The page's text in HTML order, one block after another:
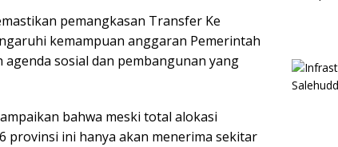
pemangkasan Transfer Ke
kemampuan anggaran Pemerintah
sosial dan pembangunan yang
bahwa meski total alokasi
provinsi ini hanya akan menerima sekitar